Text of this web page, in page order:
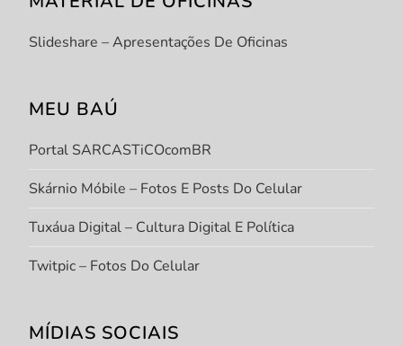
Slideshare – Apresentações De Oficinas
MEU BAÚ
Portal SARCASTiCOcomBR
Skárnio Móbile – Fotos E Posts Do Celular
Tuxáua Digital – Cultura Digital E Política
Twitpic – Fotos Do Celular
MÍDIAS SOCIAIS